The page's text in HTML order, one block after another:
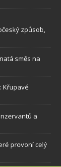
způsob,
směs na
Křupavé
a
provoní celý